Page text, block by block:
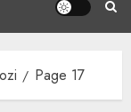
Page 17